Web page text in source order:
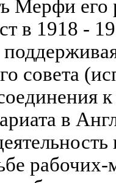
Мерфи его
в 1918 -
совета
в